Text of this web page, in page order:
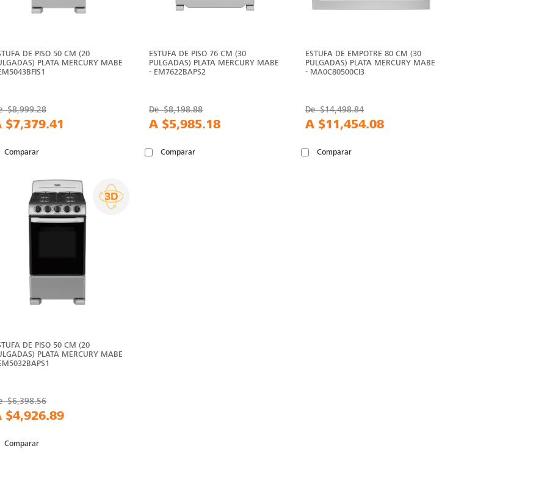
DE PISO 50 CM (20
PLATA MERCURY MABE
$8,999.28
$7,379.41
Comparar
ESTUFA DE PISO 76 CM (30
PULGADAS) PLATA MERCURY MABE
- EM7622BAPS2
De$8,198.88
A $5,985.18
Comparar
ESTUFA DE EMPOTRE 80 CM (30
PULGADAS) PLATA MERCURY MABE
- MA0C80500CI3
De$14,498.84
A $11,454.08
Comparar
DE PISO 50 CM (20
PLATA MERCURY MABE
$6,398.56
$4,926.89
Comparar